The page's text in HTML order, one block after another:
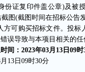
份证复印件盖公章)及被
图(截图时间在招标公告
购买招标文件。投标
误导致与本项目相关的任
：2023年03月13日09时
13日09时30分